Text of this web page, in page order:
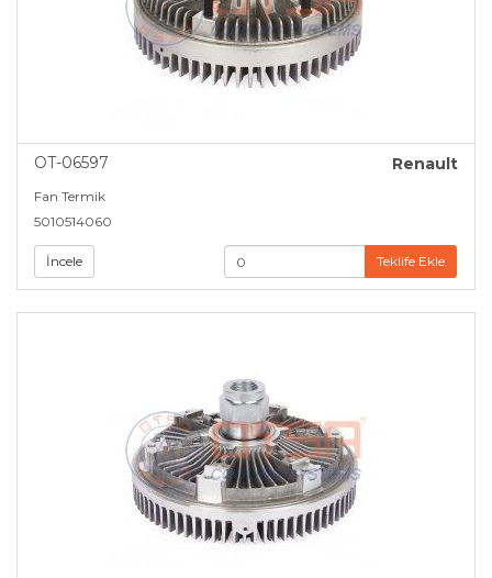
OT-06597 Renault
Fan Termik
5010514060
İncele Teklife Ekle